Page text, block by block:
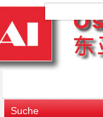
Suche